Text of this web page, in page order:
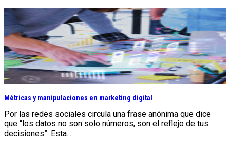
Métricas y manipulaciones en marketing digital
Por las redes sociales circula una frase anónima que dice
que “los datos no son solo números, son el reflejo de tus
decisiones”. Esta...